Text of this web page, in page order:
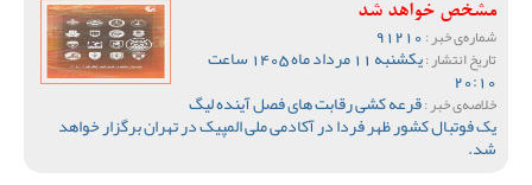
مشخص خواهد شد
شماره‌ی خبر :
تاریخ انتشار : یکشنبه 11 مرداد ماه 1405 ساعت
20:10
خلاصه‌ی خبر :قرعه کشی رقابت های فصل آینده لیگ
یک فوتبال کشور ظهر فردا در آکادمی ملی المپیک در تهران برگزار خواهد
شد.